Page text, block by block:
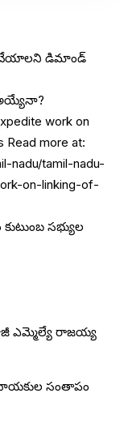
చేయాలని డిమాండ్
అయ్యేనా?
work on
Read more at:
nadu/tamil-nadu-
on-linking-of-
సభ్యుల
ఎమ్మెల్యే రాజయ్య
నాయకుల సంతాపం